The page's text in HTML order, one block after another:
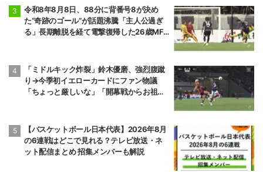
令和8年8月8日、88分に背番号8が決め
た“奇跡のゴール”が話題沸騰「主人公過ぎ
る」長期離脱を経て電撃復帰した26歳MF
「ミドルキック炸裂」鈴木優磨、強烈腹蹴
り→今季初イエローカードにファン物議
「ちょっと厳しいな」「開幕戦からお祖母
【バスケットボール日本代表】2026年8月
の6連戦はどこで見れる？テレビ放送・ネ
ット配信まとめ 招集メンバーも解説